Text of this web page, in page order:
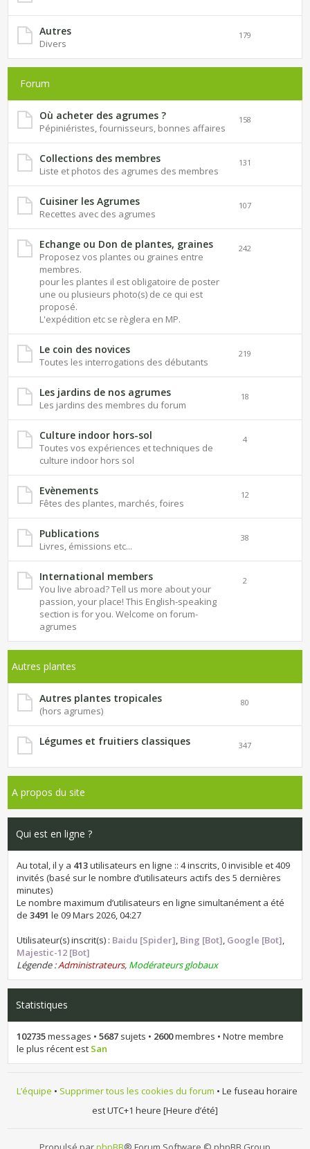
Autres
Divers
179
Forum
Où acheter des agrumes ?
Pépiniéristes, fournisseurs, bonnes affaires
158
Collections des membres
Liste et photos des agrumes des membres
131
Cuisiner les Agrumes
Recettes avec des agrumes
107
Echange ou Don de plantes, graines
Proposez vos plantes ou graines entre
membres.
pour les plantes il est obligatoire de poster
une ou plusieurs photo(s) de ce qui est
proposé.
L'expédition etc se règlera en MP.
242
Le coin des novices
Toutes les interrogations des débutants
219
Les jardins de nos agrumes
Les jardins des membres du forum
18
Culture indoor hors-sol
Toutes vos expériences et techniques de
culture indoor hors sol
4
Evènements
Fêtes des plantes, marchés, foires
12
Publications
Livres, émissions etc...
38
International members
You live abroad? Tell us more about your
passion, your place! This English-speaking
section is for you. Welcome on forum-
agrumes
2
Autres plantes
Autres plantes tropicales
(hors agrumes)
80
Légumes et fruitiers classiques 347
A propos du site
Qui est en ligne ?
Au total, il y a 413utilisateurs en ligne :: 4 inscrits, 0 invisible et 409
invités (basé sur le nombre d’utilisateurs actifs des 5 dernières
minutes)
Le nombre maximum d’utilisateurs en ligne simultanément a été
de3491 le 09 Mars 2026, 04:27
Utilisateur(s) inscrit(s) : Baidu [Spider], Bing [Bot], Google [Bot],
Majestic-12 [Bot]
Légende :Administrateurs, Modérateurs globaux
Statistiques
102735messages •5687 sujets • 2600membres • Notre membre
le plus récent est San
L’équipe • Supprimer tous les cookies du forum • Le fuseau horaire
est UTC+1 heure [Heure d’été]